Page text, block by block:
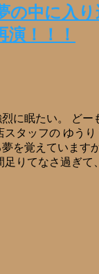
の中に入り
！！！
に眠たい。 どー
スタッフの ゆう
を覚えています
足りてなさ過ぎ